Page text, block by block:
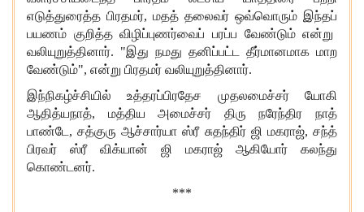
எடுத்துரைத்த பிரதமர், மதத் தலைவர் ஒவ்வொரும் இந்தப்
பயணம் குறித்த விழிப்புணர்வைப் பரப்ப வேண்டும் என்று
வலியுறுத்தினார். "இது நமது தனிப்பட்ட தீர்மானமாக மாற
வேண்டும்", என்று பிரதமர் வலியுறுத்தினார்.
இந்நிகழ்ச்சியில் உத்தரப்பிரதேச முதலமைச்சர்யோகி
ஆதித்யநாத், மத்திய அமைச்சர் திரு நரேந்திர நாத்
பாண்டே,சத்குரு ஆச்சார்யா ஸ்ரீ சுதந்திர் ஜி மகராஜ்,சந்த்
பிரவர் ஸ்ரீ விக்யான் ஜி மகராஜ் ஆகியோர் கலந்து
கொண்டனர்.
***